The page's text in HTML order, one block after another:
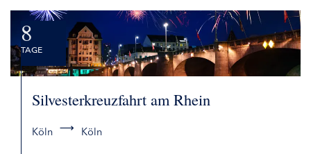
8
TAGE
Silvesterkreuzfahrt am Rhein
Köln Köln